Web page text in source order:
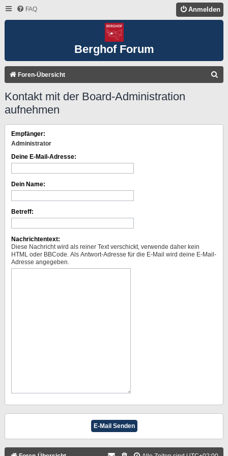
FAQ Anmelden
Berghof Forum
Foren-Übersicht
E
Kontakt mit der Board-Administration
aufnehmen
Empfänger:
Administrator
Deine E-Mail-Adresse:
Dein Name:
Betreff:
Nachrichtentext:
Diese Nachricht wird als reiner Text verschickt, verwende daher kein
HTML oder BBCode. Als Antwort-Adresse für die E-Mail wird deine E-Mail-
Adresse angegeben.